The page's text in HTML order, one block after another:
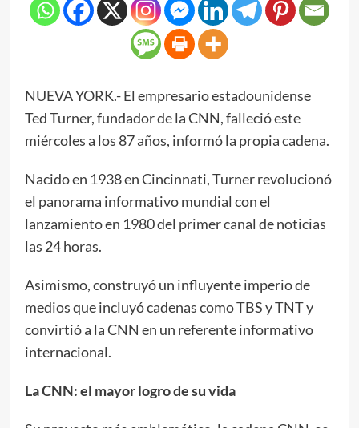
NUEVA YORK.- El empresario estadounidense
Ted Turner, fundador de la CNN, falleció este
miércoles a los 87 años, informó la propia cadena.
Nacido en 1938 en Cincinnati, Turner revolucionó
el panorama informativo mundial con el
lanzamiento en 1980 del primer canal de noticias
las 24 horas.
Asimismo, construyó un influyente imperio de
medios que incluyó cadenas como TBS y TNT y
convirtió a la CNN en un referente informativo
internacional.
La CNN: el mayor logro de su vida